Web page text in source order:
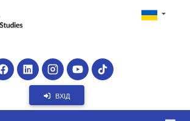
ВХІД